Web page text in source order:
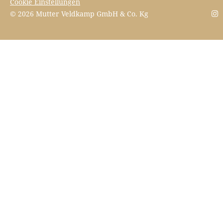
© 2026 Mutter Veldkamp GmbH & Co. Kg